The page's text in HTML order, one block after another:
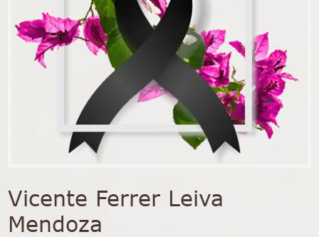
Vicente Ferrer Leiva
Mendoza